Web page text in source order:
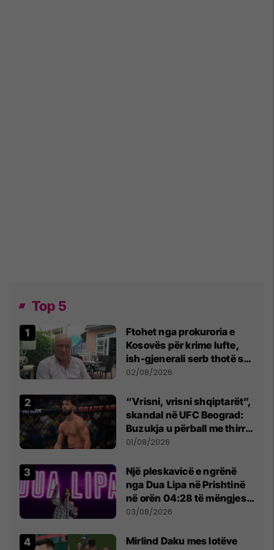
Top 5
Ftohet nga prokuroria e
Kosovës për krime lufte,
ish-gjenerali serb thotë se
dikush e tradhtoi në
02/08/2026
“Vrisni, vrisni shqiptarët”,
skandal në UFC Beograd:
Buzukja u përball me thirrje
anti-shqiptare nga
01/08/2026
Një pleskavicë e ngrënë
nga Dua Lipa në Prishtinë
në orën 04:28 të mëngjesit
- dhe bota digjitale serbe
03/08/2026
Mirlind Daku mes lotëve